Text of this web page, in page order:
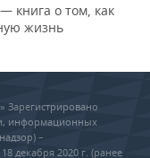
книга о том, как
жизнь
Зарегистрировано
информационных
–
декабря 2020 г. (ранее